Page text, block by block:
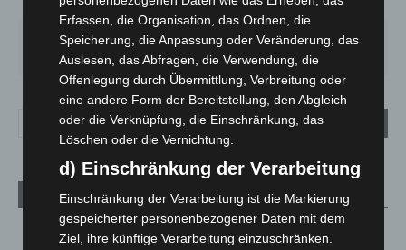
93% 1.8m/s 38%
SA.
27°
SO.
34°
MO.
27°
DI.
23°
MI.
Aktuelle Beiträge
Niedersachsen: Feuerwehrkräfte kehren nach
Erfassen, die Organisation, das Ordnen, die
Speicherung, die Anpassung oder Veränderung, das
Auslesen, das Abfragen, die Verwendung, die
Offenlegung durch Übermittlung, Verbreitung oder
eine andere Form der Bereitstellung, den Abgleich
oder die Verknüpfung, die Einschränkung, das
Löschen oder die Vernichtung.
d) Einschränkung der Verarbeitung
Einschränkung der Verarbeitung ist die Markierung
gespeicherter personenbezogener Daten mit dem
Ziel, ihre künftige Verarbeitung einzuschränken.